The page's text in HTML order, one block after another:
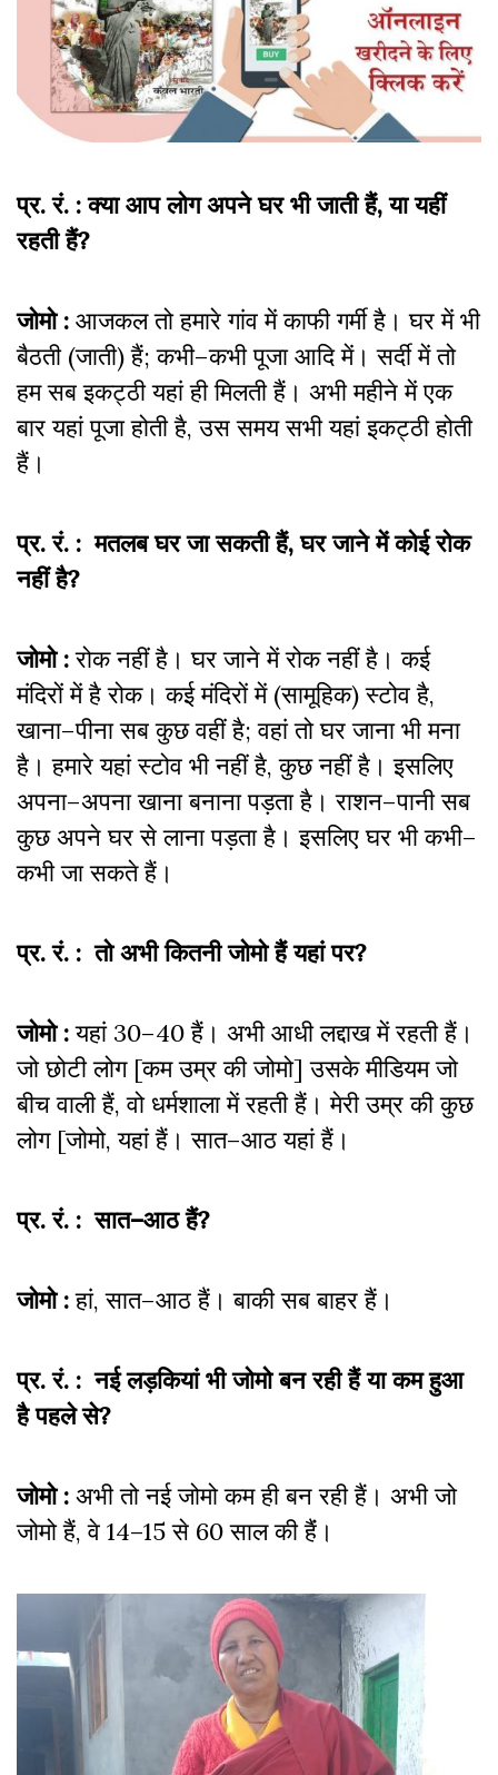
प्र. रं. : क्या आप लोग अपने घर भी जाती हैं, या यहीं
रहती हैं?
जोमो : आजकल तो हमारे गांव में काफी गर्मी है। घर में भी
बैठती (जाती) हैं; कभी–कभी पूजा आदि में। सर्दी में तो
हम सब इकट्ठी यहां ही मिलती हैं। अभी महीने में एक
बार यहां पूजा होती है, उस समय सभी यहां इकट्ठी होती
हैं।
प्र. रं. : मतलब घर जा सकती हैं, घर जाने में कोई रोक
नहीं है?
जोमो :रोक नहीं है। घर जाने में रोक नहीं है। कई
मंदिरों में है रोक। कई मंदिरों में (सामूहिक) स्टोव है,
खाना–पीना सब कुछ वहीं है; वहां तो घर जाना भी मना
है। हमारे यहां स्टोव भी नहीं है, कुछ नहीं है। इसलिए
अपना–अपना खाना बनाना पड़ता है। राशन–पानी सब
कुछ अपने घर से लाना पड़ता है। इसलिए घर भी कभी–
कभी जा सकते हैं।
प्र. रं. : तो अभी कितनी जोमो हैं यहां पर?
जोमो :यहां 30–40 हैं। अभी आधी लद्दाख में रहती हैं।
जो छोटी लोग [कम उम्र की जोमो] उसके मीडियम जो
बीच वाली हैं, वो धर्मशाला में रहती हैं। मेरी उम्र की कुछ
लोग [जोमो, यहां हैं। सात–आठ यहां हैं।
प्र. रं. : सात–आठ हैं?
जोमो :हां, सात–आठ हैं। बाकी सब बाहर हैं।
प्र. रं. : नई लड़कियां भी जोमो बन रही हैं या कम हुआ
है पहले से?
जोमो : अभी तो नई जोमो कम ही बन रही हैं। अभी जो
जोमो हैं, वे 14–15 से 60 साल की हैंं।